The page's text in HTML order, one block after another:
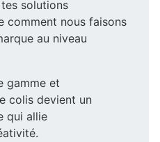
solutions
comment nous faisons
au niveau
gamme et
colis devient un
qui allie